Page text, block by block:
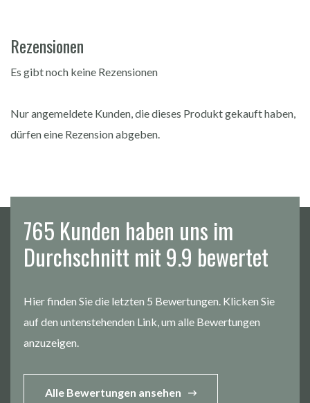
Rezensionen
Es gibt noch keine Rezensionen
Nur angemeldete Kunden, die dieses Produkt gekauft haben,
dürfen eine Rezension abgeben.
765 Kunden haben uns im
Durchschnitt mit 9.9 bewertet
Hier finden Sie die letzten 5 Bewertungen. Klicken Sie
auf den untenstehenden Link, um alle Bewertungen
anzuzeigen.
Alle Bewertungen ansehen